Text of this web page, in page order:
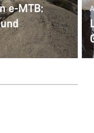
e-MTB: